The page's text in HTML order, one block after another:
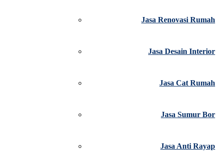
Jasa Renovasi Rumah
Jasa Desain Interior
Jasa Cat Rumah
Jasa Sumur Bor
Jasa Anti Rayap